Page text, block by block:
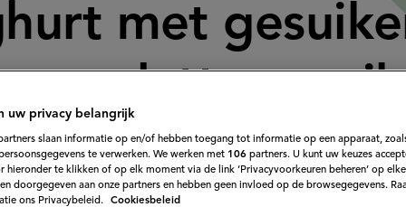
met
en platte perzik
2
Beoordeel
recept
'Griekse
yoghurt
met
gesuikerde
en platte perzik. Dit is toch het perfecte zomerse
uw privacy belangrijk
slaan informatie op en/of hebben toegang tot informatie op een apparaat, zoals
te verwerken. We werken met 106 partners. U kunt uw keuzes
hieronder te klikken of op elk moment via de link ‘Privacyvoorkeuren beheren’ op
doorgegeven aan onze partners en hebben geen invloed op de browsegegevens.
ons Privacybeleid.
Cookiesbeleid